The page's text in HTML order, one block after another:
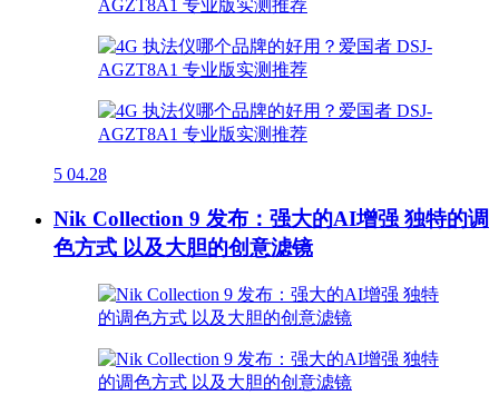
5 04.28
Nik Collection 9 发布：强大的AI增强 独特的调
色方式 以及大胆的创意滤镜